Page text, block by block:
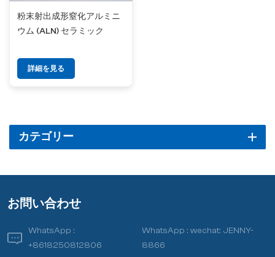
粉末射出成形窒化アルミニ
ウム (ALN) セラミック
詳細を見る
カテゴリー
お問い合わせ
WhatsApp :
+8618250812806
WhatsApp :wechat: JENNY-
8866